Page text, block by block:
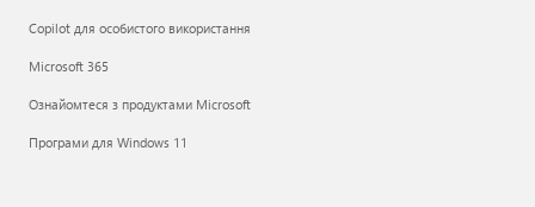
Copilot для особистого використання
Microsoft 365
Ознайомтеся з продуктами Microsoft
Програми для Windows 11